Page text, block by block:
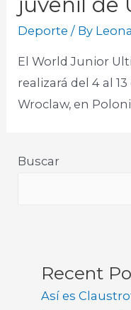
Deporte / By
El World Junior
realizará del 4 al
Wroclaw, en
Buscar
Recent
Así es